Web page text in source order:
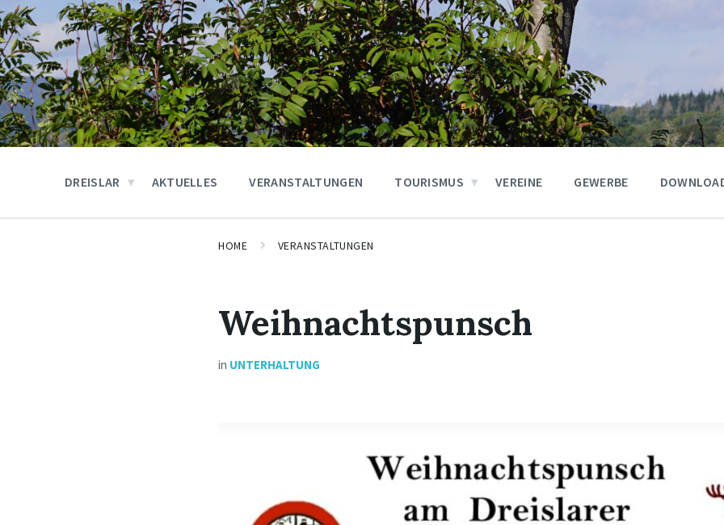
DREISLAR AKTUELLES VERANSTALTUNGEN TOURISMUS VEREINE GEWERBE
HOME VERANSTALTUNGEN
Weihnachtspunsch
in UNTERHALTUNG